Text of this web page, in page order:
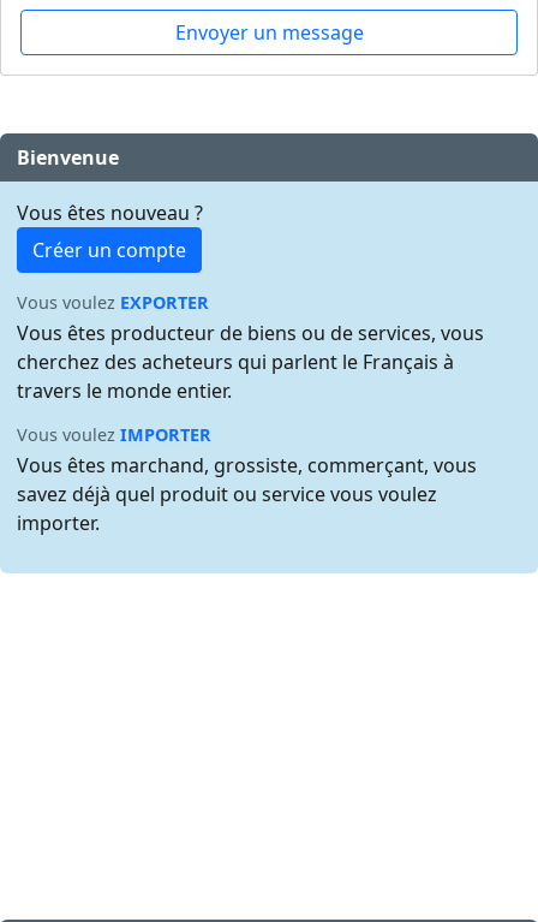
Envoyer un message
Bienvenue
Vous êtes nouveau ?
Créer un compte
Vous voulez EXPORTER
Vous êtes producteur de biens ou de services, vous
cherchez des acheteurs qui parlent le Français à
travers le monde entier.
Vous voulezIMPORTER
Vous êtes marchand, grossiste, commerçant, vous
savez déjà quel produit ou service vous voulez
importer.